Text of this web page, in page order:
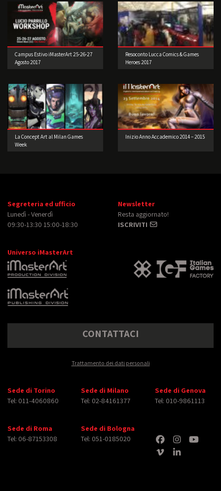
Campus Estivo iMasterArt 25-26-27
Agosto 2017
Resoconto Lucca Comics & Games
Heroes 2017
La Concept Art al Milan Games
Week
Inizio Anno Accademico 2014 – 2015
Segreteria ed ufficio
Lunedì - Venerdì
09:30-13:30 15:00-18:30
Newsletter
Resta aggiornato!
ISCRIVITI
Universo iMasterArt
CONTATTACI
Trattamento dei dati personali
Sede di Torino
Tel: 011-4060860
Sede di Milano
Tel: 02-84161377
Sede di Genova
Tel: 010-9861113
Sede di Roma
Tel: 06-87153308
Sede di Bologna
Tel: 051-0185020